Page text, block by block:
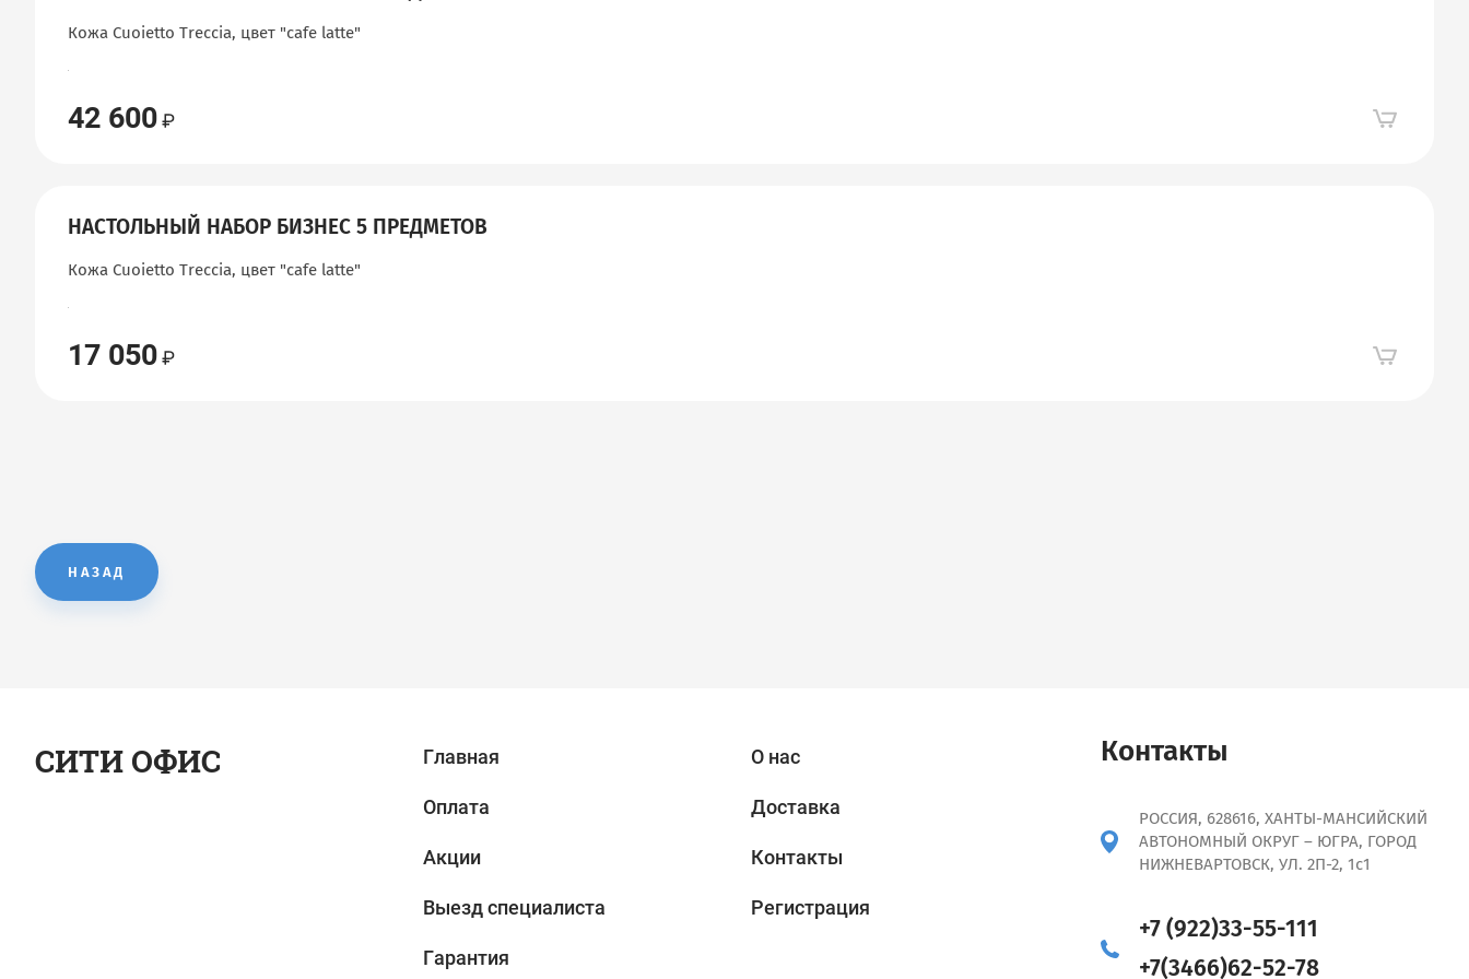
Кожа Cuoietto Treccia, цвет "сafe latte"
42 600
НАСТОЛЬНЫЙ НАБОР БИЗНЕС 5 ПРЕДМЕТОВ
Кожа Cuoietto Treccia, цвет "сafe latte"
17 050
НАЗАД
СИТИ ОФИС Главная О нас
Оплата Доставка
Акции Контакты
Выезд специалиста Регистрация
Гарантия
Контакты
РОССИЯ, 628616, ХАНТЫ-МАНСИЙСКИЙ
АВТОНОМНЫЙ ОКРУГ – ЮГРА, ГОРОД
НИЖНЕВАРТОВСК, УЛ. 2П-2, 1с1
+7 (922)33-55-111
+7(3466)62-52-78